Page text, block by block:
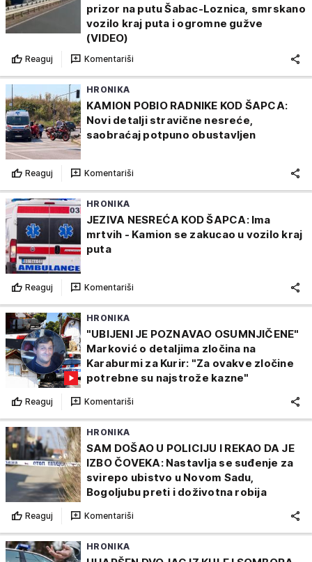
prizor na putu Šabac-Loznica, smrskano
vozilo kraj puta i ogromne gužve
(VIDEO)
Reaguj Komentariši
HRONIKA
KAMION POBIO RADNIKE KOD ŠAPCA:
Novi detalji stravične nesreće,
saobraćaj potpuno obustavljen
Reaguj Komentariši
HRONIKA
JEZIVA NESREĆA KOD ŠAPCA: Ima
mrtvih - Kamion se zakucao u vozilo kraj
puta
Reaguj Komentariši
HRONIKA
"UBIJENI JE POZNAVAO OSUMNJIČENE"
Marković o detaljima zločina na
Karaburmi za Kurir: "Za ovakve zločine
potrebne su najstrože kazne"
Reaguj Komentariši
HRONIKA
SAM DOŠAO U POLICIJU I REKAO DA JE
IZBO ČOVEKA: Nastavlja se suđenje za
svirepo ubistvo u Novom Sadu,
Bogoljubu preti i doživotna robija
Reaguj Komentariši
HRONIKA